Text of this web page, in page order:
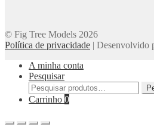
© Fig Tree Models 2026
Política de privacidade | Desenvolvido
A minha conta
Pesquisar
Pesquisar
por:
Carrinho 0